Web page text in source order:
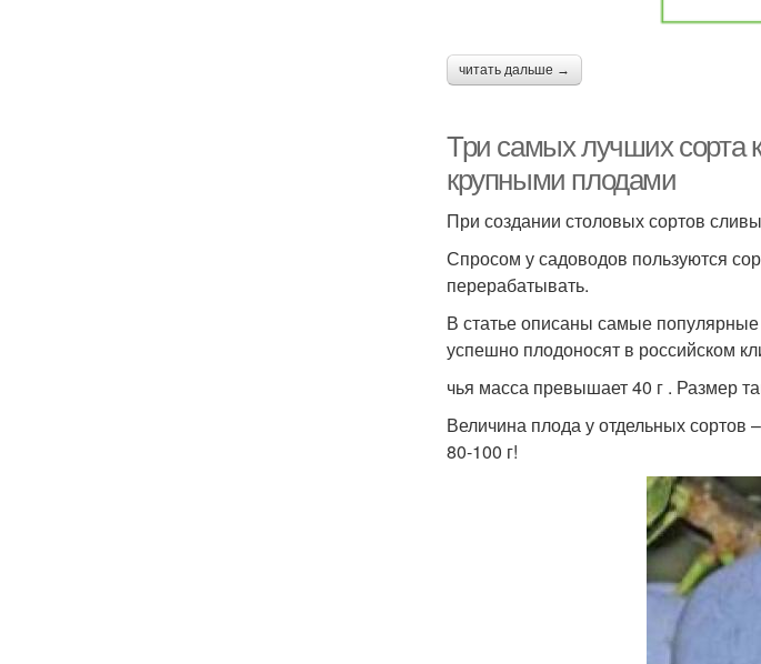
читать дальше →
Три самых лучших сорта
крупными плодами
При создании столовых сортов
Спросом у садоводов пользуются
перерабатывать.
В статье описаны самые
успешно плодоносят в российском
чья масса превышает 40 г . Размер
Величина плода у отдельных сортов
80-100 г!